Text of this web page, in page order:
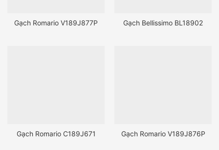
Gạch Romario V189J877P Gạch Bellissimo BL18902
Gạch Romario C189J671 Gạch Romario V189J876P